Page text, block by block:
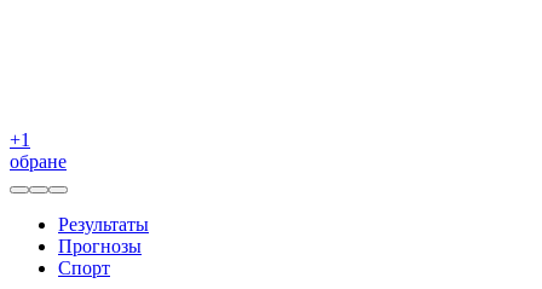
+1
обране
Результаты
Прогнозы
Спорт